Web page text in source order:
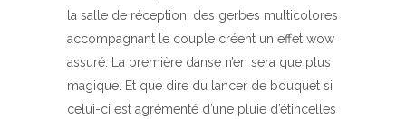
la salle de réception, des gerbes multicolores
accompagnant le couple créent un effet wow
assuré. La première danse n’en sera que plus
magique. Et que dire du lancer de bouquet si
celui-ci est agrémenté d’une pluie d’étincelles